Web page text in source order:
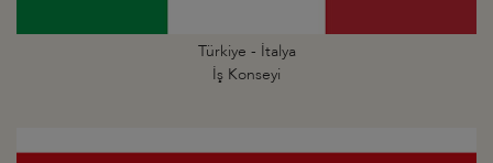
Türkiye - İtalya
İş Konseyi